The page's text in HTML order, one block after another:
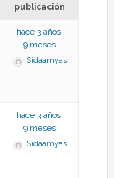
publicación
hace 3 años,
9 meses
Sidaamyas
hace 3 años,
9 meses
Sidaamyas